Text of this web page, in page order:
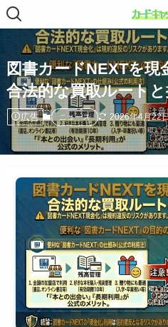
図書カードNEXTを現
合法的な買取ルート
広告 ニュース 2026年4月22